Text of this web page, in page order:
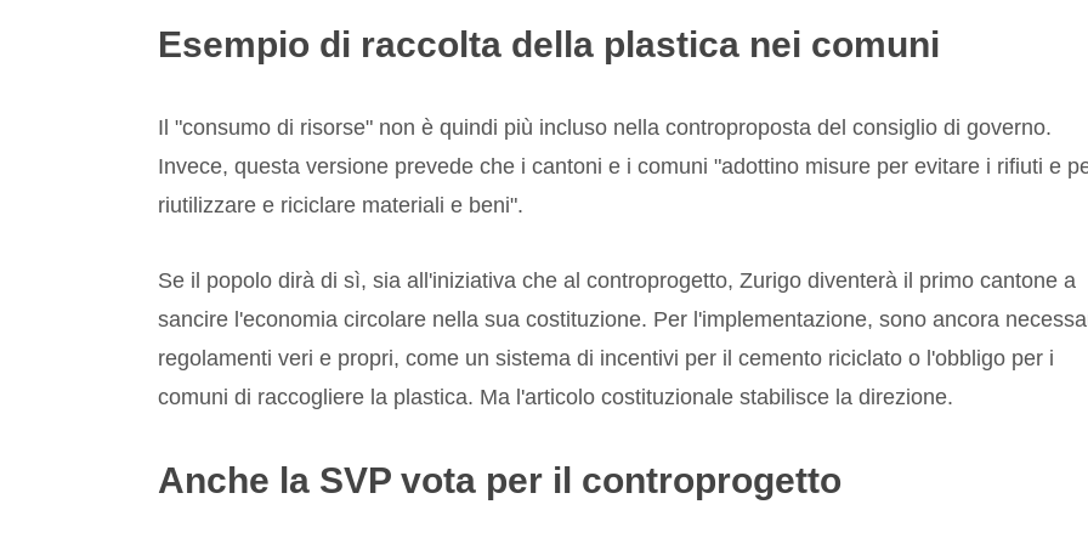
Esempio di raccolta della plastica nei comuni
Il "consumo di risorse" non è quindi più incluso nella controproposta del consiglio di governo.
Invece, questa versione prevede che i cantoni e i comuni "adottino misure per evitare i rifiuti e
riutilizzare e riciclare materiali e beni".
Se il popolo dirà di sì, sia all'iniziativa che al controprogetto, Zurigo diventerà il primo cantone a
sancire l'economia circolare nella sua costituzione. Per l'implementazione, sono ancora
regolamenti veri e propri, come un sistema di incentivi per il cemento riciclato o l'obbligo per i
comuni di raccogliere la plastica. Ma l'articolo costituzionale stabilisce la direzione.
Anche la SVP vota per il controprogetto